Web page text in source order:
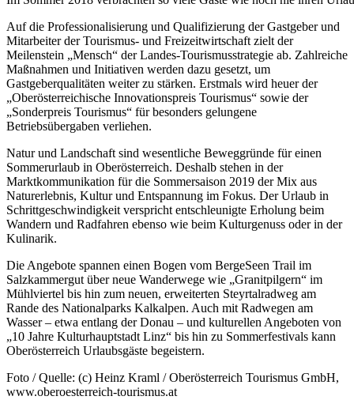
Auf die Professionalisierung und Qualifizierung der Gastgeber und
Mitarbeiter der Tourismus- und Freizeitwirtschaft zielt der
Meilenstein „Mensch“ der Landes-Tourismusstrategie ab. Zahlreiche
Maßnahmen und Initiativen werden dazu gesetzt, um
Gastgeberqualitäten weiter zu stärken. Erstmals wird heuer der
„Oberösterreichische Innovationspreis Tourismus“ sowie der
„Sonderpreis Tourismus“ für besonders gelungene
Betriebsübergaben verliehen.
Natur und Landschaft sind wesentliche Beweggründe für einen
Sommerurlaub in Oberösterreich. Deshalb stehen in der
Marktkommunikation für die Sommersaison 2019 der Mix aus
Naturerlebnis, Kultur und Entspannung im Fokus. Der Urlaub in
Schrittgeschwindigkeit verspricht entschleunigte Erholung beim
Wandern und Radfahren ebenso wie beim Kulturgenuss oder in der
Kulinarik.
Die Angebote spannen einen Bogen vom BergeSeen Trail im
Salzkammergut über neue Wanderwege wie „Granitpilgern“ im
Mühlviertel bis hin zum neuen, erweiterten Steyrtalradweg am
Rande des Nationalparks Kalkalpen. Auch mit Radwegen am
Wasser – etwa entlang der Donau – und kulturellen Angeboten von
„10 Jahre Kulturhauptstadt Linz“ bis hin zu Sommerfestivals kann
Oberösterreich Urlaubsgäste begeistern.
Foto / Quelle: (c) Heinz Kraml / Oberösterreich Tourismus GmbH,
www.oberoesterreich-tourismus.at